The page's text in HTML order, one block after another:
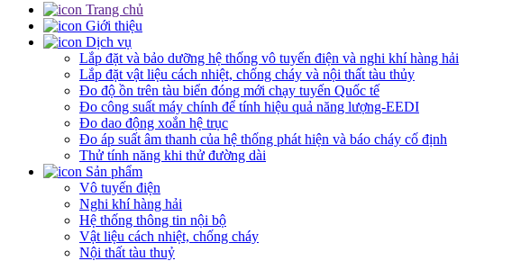
Trang chủ
Giới thiệu
Dịch vụ
Lắp đặt và bảo dưỡng hệ thống vô tuyến điện và nghi khí hàng hải
Lắp đặt vật liệu cách nhiệt, chống cháy và nội thất tàu thủy
Đo độ ồn trên tàu biển đóng mới chạy tuyến Quốc tế
Đo công suất máy chính để tính hiệu quả năng lượng-EEDI
Đo dao động xoắn hệ trục
Đo áp suất âm thanh của hệ thống phát hiện và báo cháy cố định
Thử tính năng khi thử đường dài
Sản phẩm
Vô tuyến điện
Nghi khí hàng hải
Hệ thống thông tin nội bộ
Vật liệu cách nhiệt, chống cháy
Nội thất tàu thuỷ